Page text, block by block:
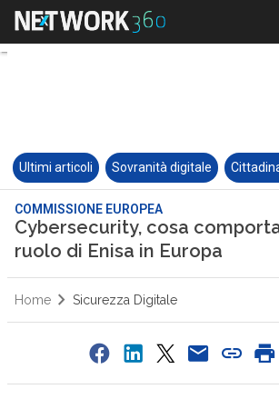
Ultimi articoli Sovranità digitale
COMMISSIONE EUROPEA
Cybersecurity, cosa
ruolo di Enisa in Europa
Home Sicurezza Digitale